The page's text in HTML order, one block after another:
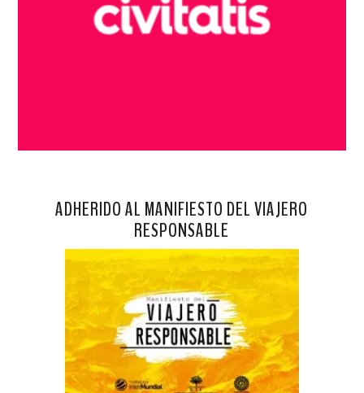
ADHERIDO AL MANIFIESTO DEL VIAJERO
RESPONSABLE